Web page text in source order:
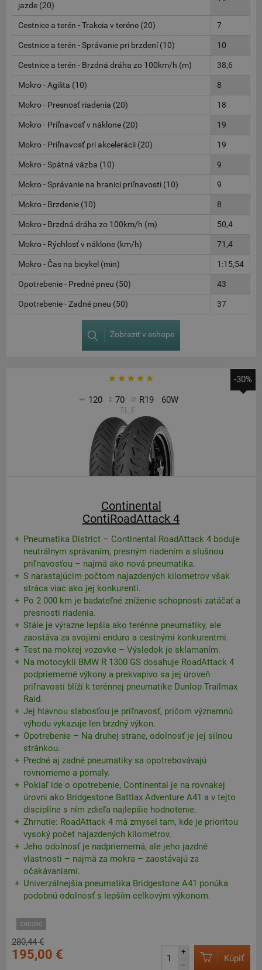
jazde (20)
Cestnice a terén - Trakcia v teréne (20) 7
Cestnice a terén - Správanie pri brzdení (10) 10
Cestnice a terén - Brzdná dráha zo 100km/h (m) 38,6
Mokro - Agilita (10) 8
Mokro - Presnosť riadenia (20) 18
Mokro - Priľnavosť v náklone (20) 19
Mokro - Priľnavosť pri akcelerácii (20) 19
Mokro - Spätná väzba (10) 9
Mokro - Správanie na hranici priľnavosti (10) 9
Mokro - Brzdenie (10) 8
Mokro - Brzdná dráha zo 100km/h (m) 50,4
Mokro - Rýchlosť v náklone (km/h) 71,4
Mokro - Čas na bicykel (min) 1:15,54
Opotrebenie - Predné pneu (50) 43
Opotrebenie - Zadné pneu (50) 37
Zobraziť v eshope
120 70 R19
60W
TL,F
-30%
Continental
ContiRoadAttack 4
Pneumatika District – Continental RoadAttack 4 boduje
neutrálnym správaním, presným riadením a slušnou
priľnavosťou – najmä ako nová pneumatika.
S narastajúcim počtom najazdených kilometrov však
stráca viac ako jej konkurenti.
Po 2 000 km je badateľné zníženie schopnosti zatáčať a
presnosti riadenia.
Stále je výrazne lepšia ako terénne pneumatiky, ale
zaostáva za svojimi enduro a cestnými konkurentmi.
Test na mokrej vozovke – Výsledok je sklamaním.
Na motocykli BMW R 1300 GS dosahuje RoadAttack 4
podpriemerné výkony a prekvapivo sa jej úroveň
priľnavosti blíži k terénnej pneumatike Dunlop Trailmax
Raid.
Jej hlavnou slabosťou je priľnavosť, pričom významnú
výhodu vykazuje len brzdný výkon.
Opotrebenie – Na druhej strane, odolnosť je jej silnou
stránkou.
Predné aj zadné pneumatiky sa opotrebovávajú
rovnomerne a pomaly.
Pokiaľ ide o opotrebenie, Continental je na rovnakej
úrovni ako Bridgestone Battlax Adventure A41 a v tejto
disciplíne s ním zdieľa najlepšie hodnotenie.
Zhrnutie: RoadAttack 4 má zmysel tam, kde je prioritou
vysoký počet najazdených kilometrov.
Jeho odolnosť je nadpriemerná, ale jeho jazdné
vlastnosti – najmä za mokra – zaostávajú za
očakávaniami.
Univerzálnejšia pneumatika Bridgestone A41 ponúka
podobnú odolnosť s lepším celkovým výkonom.
ENDURO
280,44 €
195,00 €
+
–
Kúpiť